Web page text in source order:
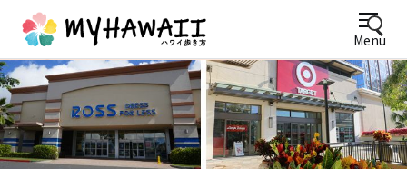
Menu
ワイキキビーチを望むテラス席のパンケーキカフェ